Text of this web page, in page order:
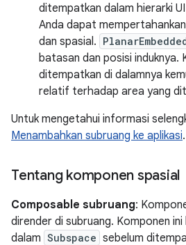
ditempatkan dalam hierarki
Anda dapat
dan spasial.
batasan dan posisi induknya.
ditempatkan di dalamnya
relatif terhadap area yang
Untuk mengetahui informasi
Menambahkan subruang ke aplikasi.
Tentang komponen spasial
Composable subruang:
dirender di subruang. Komponen
dalam Subspace sebelum